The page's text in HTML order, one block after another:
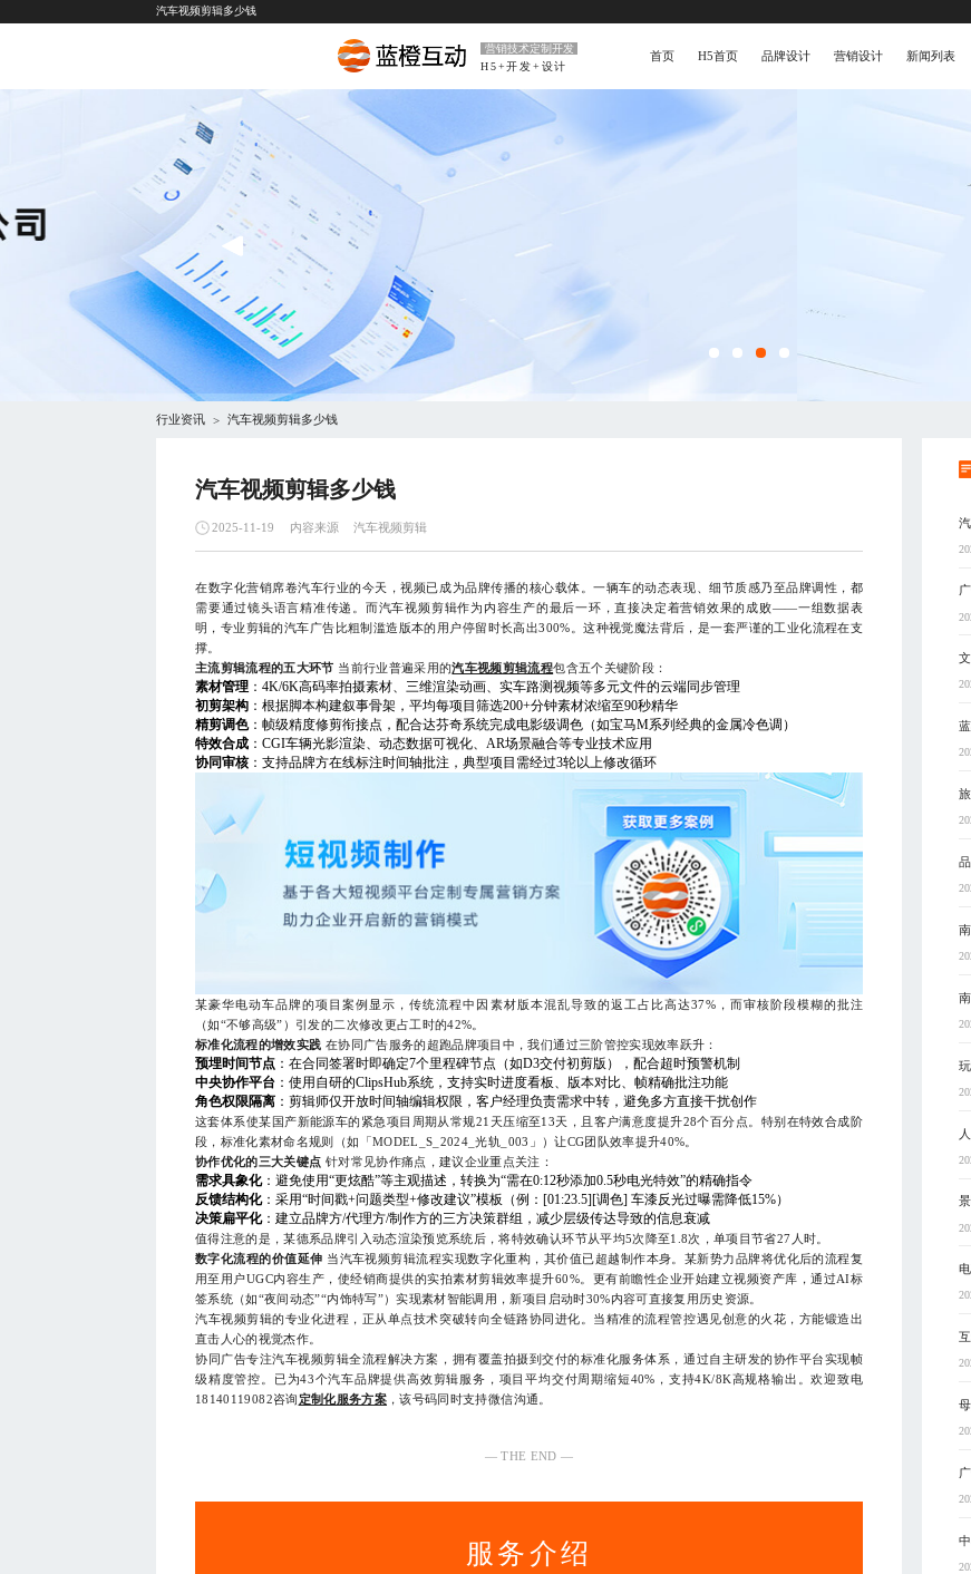
汽车视频剪辑多少钱
营销技术定制开发
H5+开发+设计
首页 H5首页 品牌设计 营销设计 新闻列表
行业资讯 > 汽车视频剪辑多少钱
汽车视频剪辑多少钱
2025-11-19 内容来源 汽车视频剪辑
在数字化营销席卷汽车行业的今天，视频已成为品牌传播的核心载体。一辆车的动态表现、细节质感乃至品牌调性，都
需要通过镜头语言精准传递。而汽车视频剪辑作为内容生产的最后一环，直接决定着营销效果的成败——一组数据表
明，专业剪辑的汽车广告比粗制滥造版本的用户停留时长高出300%。这种视觉魔法背后，是一套严谨的工业化流程在支
撑。
主流剪辑流程的五大环节 当前行业普遍采用的汽车视频剪辑流程包含五个关键阶段：
素材管理 ：4K/6K高码率拍摄素材、三维渲染动画、实车路测视频等多元文件的云端同步管理
初剪架构 ：根据脚本构建叙事骨架，平均每项目筛选200+分钟素材浓缩至90秒精华
精剪调色：帧级精度修剪衔接点，配合达芬奇系统完成电影级调色（如宝马M系列经典的金属冷色调）
特效合成 ：CGI车辆光影渲染、动态数据可视化、AR场景融合等专业技术应用
协同审核：支持品牌方在线标注时间轴批注，典型项目需经过3轮以上修改循环
某豪华电动车品牌的项目案例显示，传统流程中因素材版本混乱导致的返工占比高达37%，而审核阶段模糊的批注
（如“不够高级”）引发的二次修改更占工时的42%。
标准化流程的增效实践 在协同广告服务的超跑品牌项目中，我们通过三阶管控实现效率跃升：
预埋时间节点 ：在合同签署时即确定7个里程碑节点（如D3交付初剪版），配合超时预警机制
中央协作平台 ：使用自研的ClipsHub系统，支持实时进度看板、版本对比、帧精确批注功能
角色权限隔离 ：剪辑师仅开放时间轴编辑权限，客户经理负责需求中转，避免多方直接干扰创作
这套体系使某国产新能源车的紧急项目周期从常规21天压缩至13天，且客户满意度提升28个百分点。特别在特效合成阶
段，标准化素材命名规则（如「MODEL_S_2024_光轨_003」）让CG团队效率提升40%。
协作优化的三大关键点 针对常见协作痛点，建议企业重点关注：
需求具象化：避免使用“更炫酷”等主观描述，转换为“需在0:12秒添加0.5秒电光特效”的精确指令
反馈结构化：采用“时间戳+问题类型+修改建议”模板（例：[01:23.5][调色] 车漆反光过曝需降低15%）
决策扁平化：建立品牌方/代理方/制作方的三方决策群组，减少层级传达导致的信息衰减
值得注意的是，某德系品牌引入动态渲染预览系统后，将特效确认环节从平均5次降至1.8次，单项目节省27人时。
数字化流程的价值延伸 当汽车视频剪辑流程实现数字化重构，其价值已超越制作本身。某新势力品牌将优化后的流程复
用至用户UGC内容生产，使经销商提供的实拍素材剪辑效率提升60%。更有前瞻性企业开始建立视频资产库，通过AI标
签系统（如“夜间动态”“内饰特写”）实现素材智能调用，新项目启动时30%内容可直接复用历史资源。
汽车视频剪辑的专业化进程，正从单点技术突破转向全链路协同进化。当精准的流程管控遇见创意的火花，方能锻造出
直击人心的视觉杰作。
协同广告专注汽车视频剪辑全流程解决方案，拥有覆盖拍摄到交付的标准化服务体系，通过自主研发的协作平台实现帧
级精度管控。已为43个汽车品牌提供高效剪辑服务，项目平均交付周期缩短40%，支持4K/8K高规格输出。欢迎致电
18140119082咨询定制化服务方案 ，该号码同时支持微信沟通。
— THE END —
服务介绍